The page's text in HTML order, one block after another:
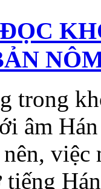
trong
âm
việc